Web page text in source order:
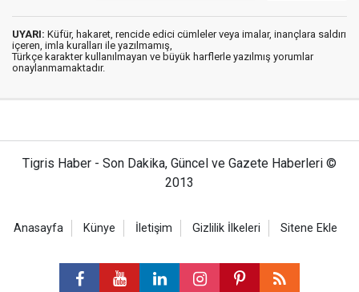
UYARI: Küfür, hakaret, rencide edici cümleler veya imalar, inançlara saldırı
içeren, imla kuralları ile yazılmamış,
Türkçe karakter kullanılmayan ve büyük harflerle yazılmış yorumlar
onaylanmamaktadır.
Tigris Haber - Son Dakika, Güncel ve Gazete Haberleri ©
2013
Anasayfa Künye İletişim Gizlilik İlkeleri Sitene Ekle